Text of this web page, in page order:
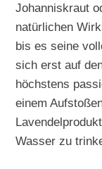
Johanniskraut
natürlichen
bis es seine
sich erst auf
höchstens
einem
Wasser zu